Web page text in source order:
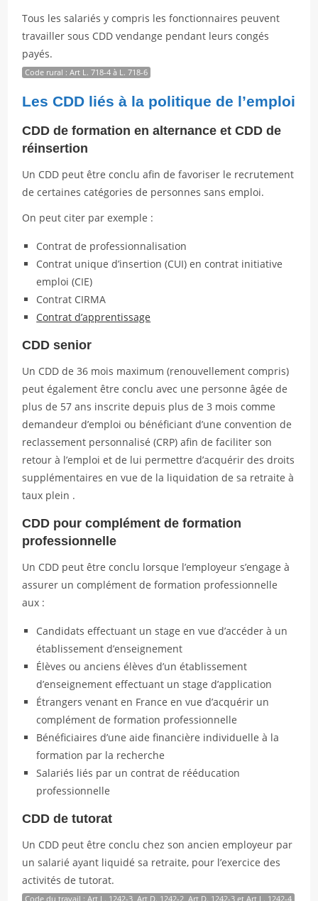
Tous les salariés y compris les fonctionnaires peuvent
travailler sous CDD vendange pendant leurs congés
payés.
Code rural : Art L. 718-4 à L. 718-6
Les CDD liés à la politique de l’emploi
CDD de formation en alternance et CDD de
réinsertion
Un CDD peut être conclu afin de favoriser le recrutement
de certaines catégories de personnes sans emploi.
On peut citer par exemple :
Contrat de professionnalisation
Contrat unique d’insertion (CUI) en contrat initiative
emploi (CIE)
Contrat CIRMA
Contrat d’apprentissage
CDD senior
Un CDD de 36 mois maximum (renouvellement compris)
peut également être conclu avec une personne âgée de
plus de 57 ans inscrite depuis plus de 3 mois comme
demandeur d’emploi ou bénéficiant d’une convention de
reclassement personnalisé (CRP) afin de faciliter son
retour à l’emploi et de lui permettre d’acquérir des droits
supplémentaires en vue de la liquidation de sa retraite à
taux plein .
CDD pour complément de formation
professionnelle
Un CDD peut être conclu lorsque l’employeur s’engage à
assurer un complément de formation professionnelle
aux :
Candidats effectuant un stage en vue d’accéder à un
établissement d’enseignement
Élèves ou anciens élèves d’un établissement
d’enseignement effectuant un stage d’application
Étrangers venant en France en vue d’acquérir un
complément de formation professionnelle
Bénéficiaires d’une aide financière individuelle à la
formation par la recherche
Salariés liés par un contrat de rééducation
professionnelle
CDD de tutorat
Un CDD peut être conclu chez son ancien employeur par
un salarié ayant liquidé sa retraite, pour l’exercice des
activités de tutorat.
Code du travail : Art L. 1242-3, Art D. 1242-2, Art D. 1242-3 et Art L. 1242-4